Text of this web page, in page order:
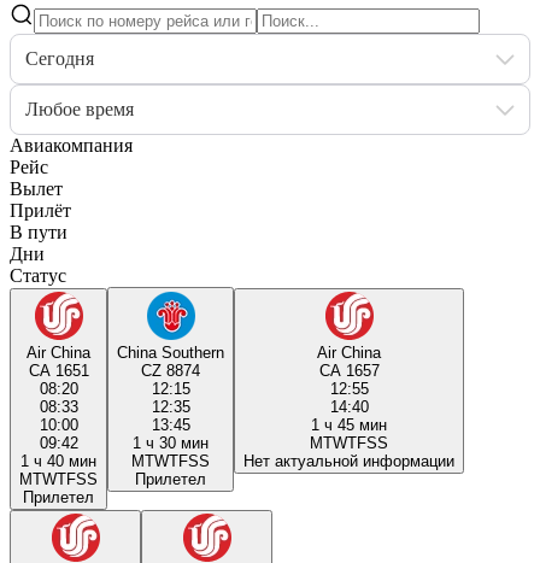
Сегодня
Любое время
Авиакомпания
Рейс
Вылет
Прилёт
В пути
Дни
Статус
Air China
CA 1651
08:20
08:33
10:00
09:42
1 ч 40 мин
MTWTFSS
Прилетел
China Southern
CZ 8874
12:15
12:35
13:45
1 ч 30 мин
MTWTFSS
Прилетел
Air China
CA 1657
12:55
14:40
1 ч 45 мин
MTWTFSS
Нет актуальной информации